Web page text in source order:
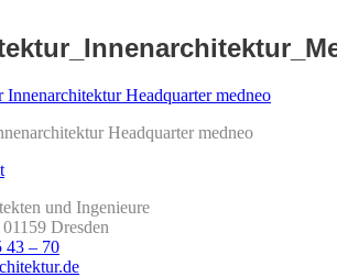
Headquarter medneo
und Ingenieure
Dresden
43 – 70